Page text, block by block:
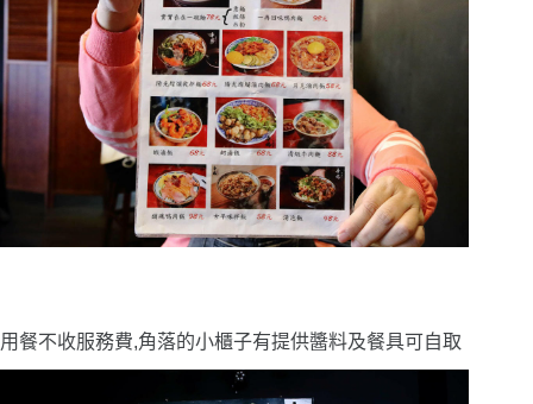
用餐不收服務費,角落的小櫃子有提供醬料及餐具可自取